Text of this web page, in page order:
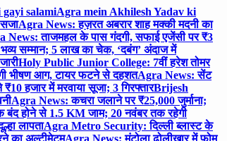
salamiAgra mein Akhilesh Yadav ki
Agra News: हज़रत अबरार शाह मक्की मदनी का
News: ताजमहल के पास गंदगी, सफाई एजेंसी पर ₹3
भव्य सम्मान; 5 लाख का चेक, ‘दबंग’ अंदाज में
Holy Public Junior College: 7वीं हरेश तोमर
भीषण आग, टायर फटने से दहशतAgra News: सेंट
हजार में मरवाया सूजा; 3 गिरफ्तारBrijesh
Agra News: कचरा जलाने पर ₹25,000 जुर्माना;
होने से 1.5 KM जाम; 20 नवंबर तक रहेगी
लापताAgra Metro Security: दिल्ली ब्लास्ट के
का अल्टीमेटमAgra News: मंटोला ढोलीखार में फोम